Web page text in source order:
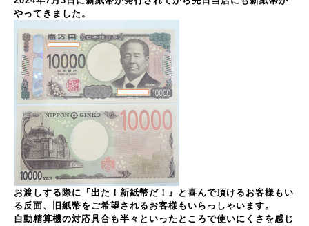
やってきました。
お渡しする際に『出た！新紙幣だ！』と喜んで頂けるお客様もい
る反面、旧紙幣をご希望されるお客様もいらっしゃいます。
自動精算機の対応具合も半々といったところで使いにくさを感じ